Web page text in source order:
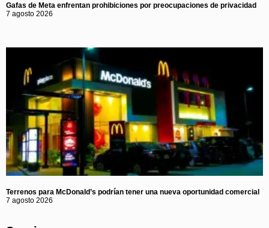
Gafas de Meta enfrentan prohibiciones por preocupaciones de privacidad
7 agosto 2026
Terrenos para McDonald’s podrían tener una nueva oportunidad comercial
7 agosto 2026